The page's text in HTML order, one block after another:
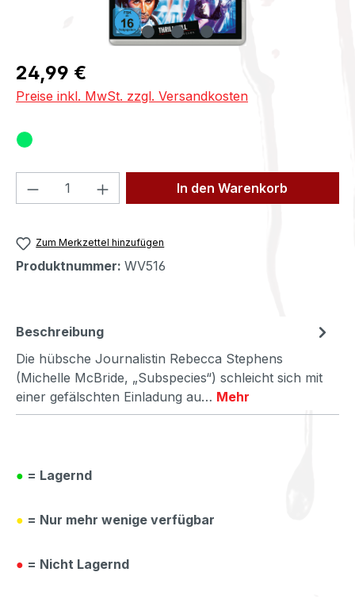
Regulärer Preis:
24,99 €
Preise inkl. MwSt. zzgl. Versandkosten
Produkt Anzahl: Gib denIn den Warenkorb
Zum Merkzettel hinzufügen
Produktnummer: WV516
Beschreibung
Die hübsche Journalistin Rebecca Stephens
(Michelle McBride, „Subspecies“) schleicht sich mit
einer gefälschten Einladung au… Mehr
● = Lagernd
● = Nur mehr wenige verfügbar
● = Nicht Lagernd